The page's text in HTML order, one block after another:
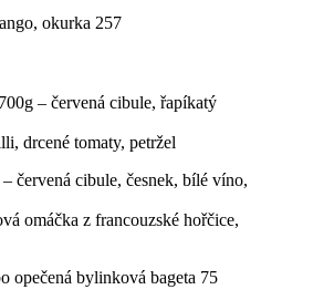
okurka 257
– červená cibule, řapíkatý
drcené tomaty, petržel
červená cibule, česnek, bílé víno,
omáčka z francouzské hořčice,
opečená bylinková bageta 75